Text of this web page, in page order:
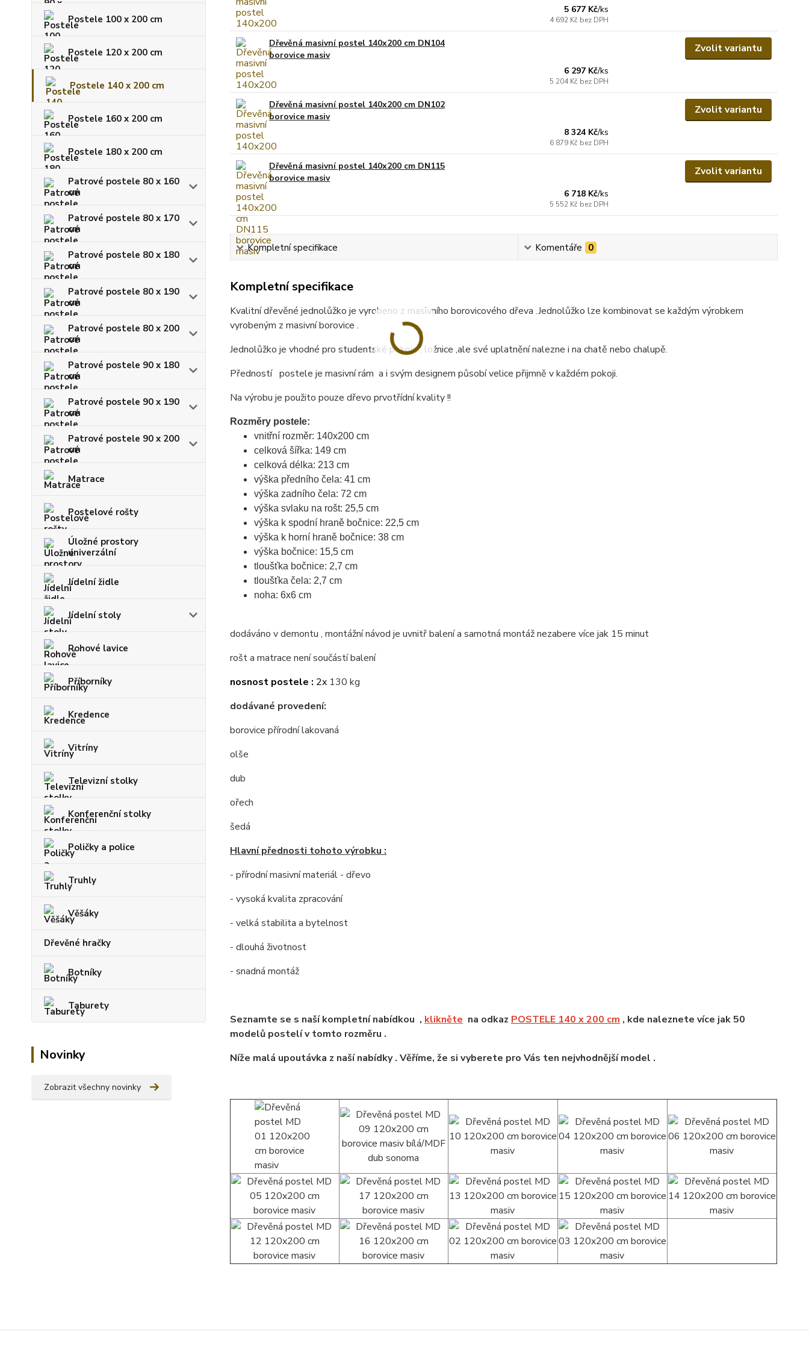
Postele 100 x 200 cm
Postele 120 x 200 cm
Postele 140 x 200 cm
Postele 160 x 200 cm
Postele 180 x 200 cm
Patrové postele 80 x 160
cm
Patrové postele 80 x 170
cm
Patrové postele 80 x 180
cm
Patrové postele 80 x 190
cm
Patrové postele 80 x 200
cm
Patrové postele 90 x 180
cm
Patrové postele 90 x 190
cm
Patrové postele 90 x 200
cm
Matrace
Postelové rošty
Úložné prostory
univerzální
Jídelní židle
Jídelní stoly
Rohové lavice
Příborníky
Kredence
Vitríny
Televizní stolky
Konferenční stolky
Poličky a police
Truhly
Věšáky
Dřevěné hračky
Botníky
Taburety
Novinky
Zobrazit všechny novinky
5 677 Kč/ks
4 692 Kč bez DPH
Dřevěná masivní postel 140x200 cm DN104
borovice masiv
6 297 Kč/ks
5 204 Kč bez DPH
Zvolit variantu
Dřevěná masivní postel 140x200 cm DN102
borovice masiv
8 324 Kč/ks
6 879 Kč bez DPH
Zvolit variantu
Dřevěná masivní postel 140x200 cm DN115
borovice masiv
6 718 Kč/ks
5 552 Kč bez DPH
Zvolit variantu
Kompletní specifikace Komentáře 0
Kompletní specifikace
Kvalitní dřevěné jednolůžko je vyrobeno z masivního borovicového dřeva .Jednolůžko lze kombinovat se každým výrobkem
vyrobeným z masivní borovice .
Jednolůžko je vhodné pro studentské pokoje , ložnice ,ale své uplatnění nalezne i na chatě nebo chalupě.
Předností postele je masivní rám a i svým designem působí velice přijmně v každém pokoji.
Na výrobu je použito pouze dřevo prvotřídní kvality !!
Rozměry postele:
vnitřní rozměr: 140x200 cm
celková šířka: 149 cm
celková délka: 213 cm
výška předního čela: 41 cm
výška zadního čela: 72 cm
výška svlaku na rošt: 25,5 cm
výška k spodní hraně bočnice: 22,5 cm
výška k horní hraně bočnice: 38 cm
výška bočnice: 15,5 cm
tloušťka bočnice: 2,7 cm
tloušťka čela: 2,7 cm
noha: 6x6 cm
dodáváno v demontu , montážní návod je uvnitř balení a samotná montáž nezabere více jak 15 minut
rošt a matrace není součástí balení
nosnost postele : 2x 130 kg
dodávané provedení:
borovice přírodní lakovaná
olše
dub
ořech
šedá
Hlavní přednosti tohoto výrobku :
- přírodní masivní materiál - dřevo
- vysoká kvalita zpracování
- velká stabilita a bytelnost
- dlouhá životnost
- snadná montáž
Seznamte se s naší kompletní nabídkou , klikněte na odkaz POSTELE 140 x 200 cm , kde naleznete více jak 50
modelů postelí v tomto rozměru .
Níže malá upoutávka z naší nabídky . Věříme, že si vyberete pro Vás ten nejvhodnější model .